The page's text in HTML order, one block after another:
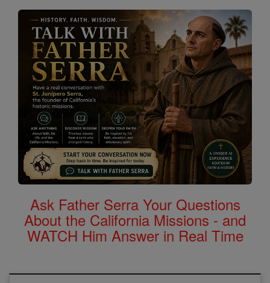
Ask Father Serra Your Questions
About the California Missions - and
WATCH Him Answer in Real Time